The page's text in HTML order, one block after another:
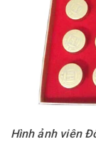
Hình ảnh viên